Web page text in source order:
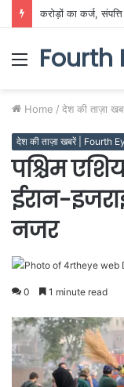
Menu
Fourth
Home / देश की ताज़ा
देश की ताज़ा खबरें | Fourth
पश्चिम
ईरान-
नजर
0 1 minute read